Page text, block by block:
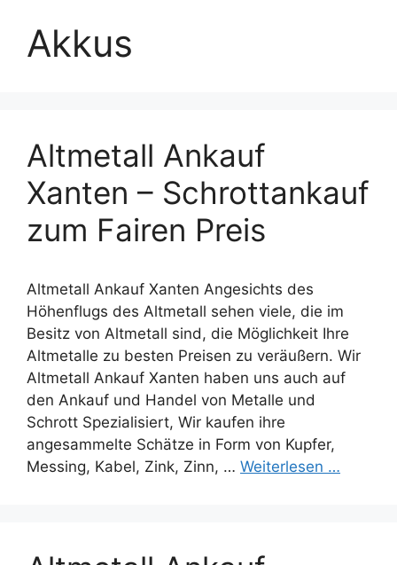
Akkus
Altmetall Ankauf
Xanten – Schrottankauf
zum Fairen Preis
Altmetall Ankauf Xanten Angesichts des
Höhenflugs des Altmetall sehen viele, die im
Besitz von Altmetall sind, die Möglichkeit Ihre
Altmetalle zu besten Preisen zu veräußern. Wir
Altmetall Ankauf Xanten haben uns auch auf
den Ankauf und Handel von Metalle und
Schrott Spezialisiert, Wir kaufen ihre
angesammelte Schätze in Form von Kupfer,
Messing, Kabel, Zink, Zinn, … Weiterlesen …